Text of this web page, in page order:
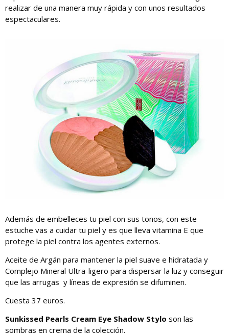
realizar de una manera muy rápida y con unos resultados
espectaculares.
Además de embelleces tu piel con sus tonos, con este
estuche vas a cuidar tu piel y es que lleva vitamina E que
protege la piel contra los agentes externos.
Aceite de Argán para mantener la piel suave e hidratada y
Complejo Mineral Ultra-ligero para dispersar la luz y conseguir
que las arrugas y líneas de expresión se difuminen.
Cuesta 37 euros.
Sunkissed Pearls Cream Eye Shadow Stylo son las
sombras en crema de la colección.